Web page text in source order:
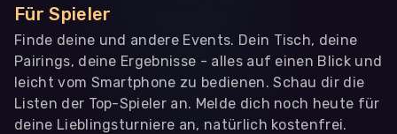
Für Spieler
Finde deine und andere Events. Dein Tisch, deine
Pairings, deine Ergebnisse - alles auf einen Blick und
leicht vom Smartphone zu bedienen. Schau dir die
Listen der Top-Spieler an. Melde dich noch heute für
deine Lieblingsturniere an, natürlich kostenfrei.